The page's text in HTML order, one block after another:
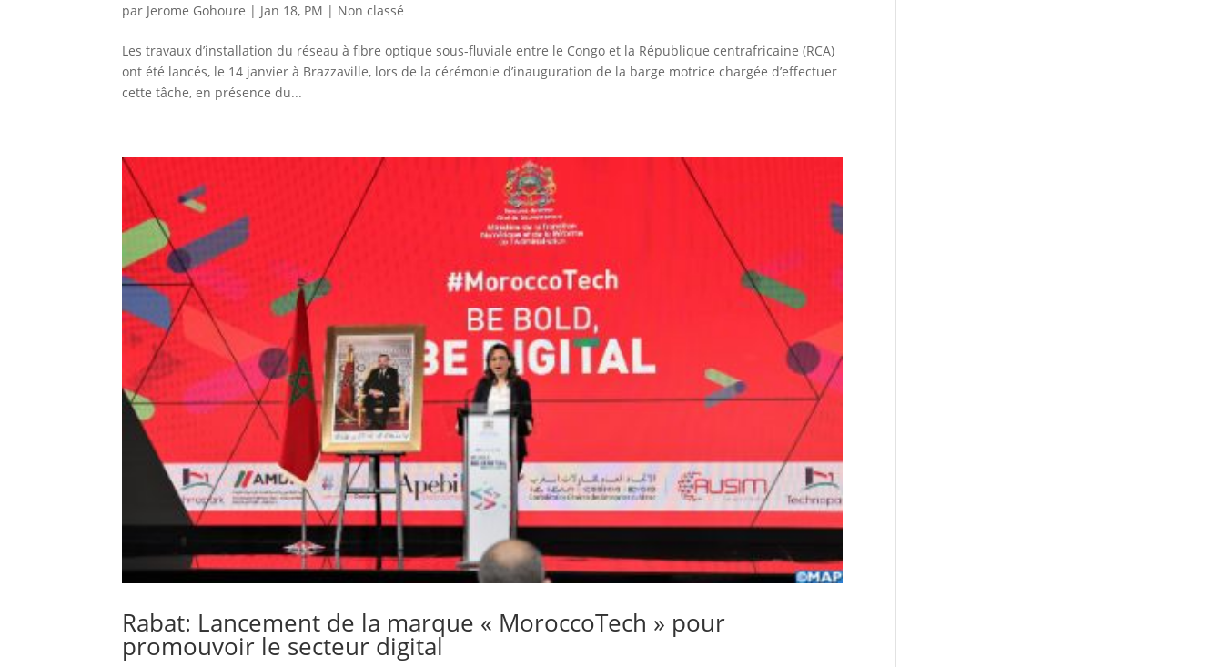
par Jerome Gohoure | Jan 18, PM | Non classé
Les travaux d’installation du réseau à fibre optique sous-fluviale entre le Congo et la République centrafricaine (RCA)
ont été lancés, le 14 janvier à Brazzaville, lors de la cérémonie d’inauguration de la barge motrice chargée d’effectuer
cette tâche, en présence du...
Rabat: Lancement de la marque « MoroccoTech » pour
promouvoir le secteur digital